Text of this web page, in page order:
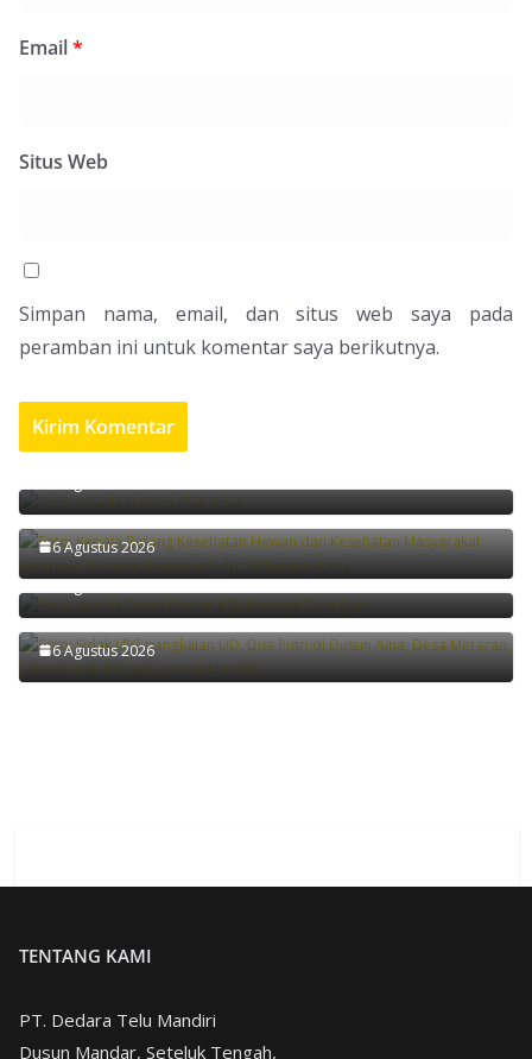
Email*
Situs Web
Simpan nama, email, dan situs web saya pada
peramban ini untuk komentar saya berikutnya.
Pemerintah KSB Masih Kaji Status Penerbitan
Buku Mulok
Meski Melandai, Distan KSB Terus Perkuat Edukasi
Rabies
6 Agustus 2026
Disperkim dan DPMPTSP KSB Matangkan Layanan
PBG Gratis
Diskoperindag KSB Tindak Pangkalan LPG Langgar
Distribusi
6 Agustus 2026
TENTANG KAMI
PT. Dedara Telu Mandiri
Dusun Mandar, Seteluk Tengah,